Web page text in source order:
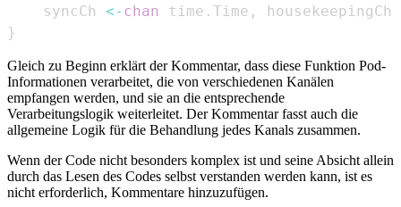
    syncCh
<- chan time . Time ,
housekeepingCh
}
Gleich zu Beginn erklärt der Kommentar, dass diese Funktion Pod-
Informationen verarbeitet, die von verschiedenen Kanälen
empfangen werden, und sie an die entsprechende
Verarbeitungslogik weiterleitet. Der Kommentar fasst auch die
allgemeine Logik für die Behandlung jedes Kanals zusammen.
Wenn der Code nicht besonders komplex ist und seine Absicht allein
durch das Lesen des Codes selbst verstanden werden kann, ist es
nicht erforderlich, Kommentare hinzuzufügen.